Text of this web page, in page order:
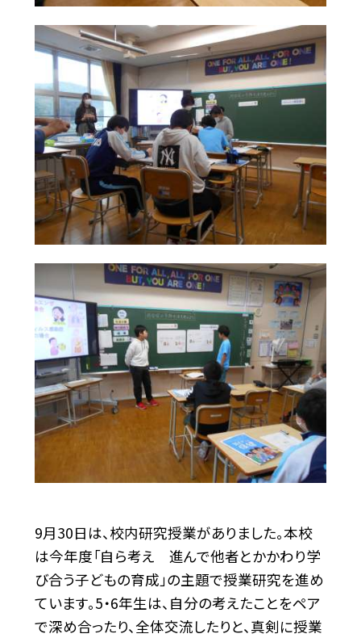
9月30日は、校内研究授業がありました。本校
は今年度「自ら考え 進んで他者とかかわり学
び合う子どもの育成」の主題で授業研究を進め
ています。5・6年生は、自分の考えたことをペア
で深め合ったり、全体交流したりと、真剣に授業